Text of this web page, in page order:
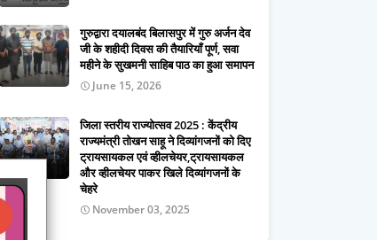
गुरुद्वारा दयालबंद बिलासपुर में गुरु अर्जन देव
जी के शहीदी दिवस की तैयारियाँ पूर्ण, सवा
महीने के सुखमनी साहिब पाठ का हुआ समापन
June 15, 2026
जिला स्तरीय राज्योत्सव 2025 : केंद्रीय
राज्यमंत्री तोखन साहू ने दिव्यांगजनों को दिए
ट्रायसायकल एवं व्हीलचेयर,ट्रायसायकल
और व्हीलचेयर पाकर खिले दिव्यांगजनों के
चेहरे
November 03, 2025